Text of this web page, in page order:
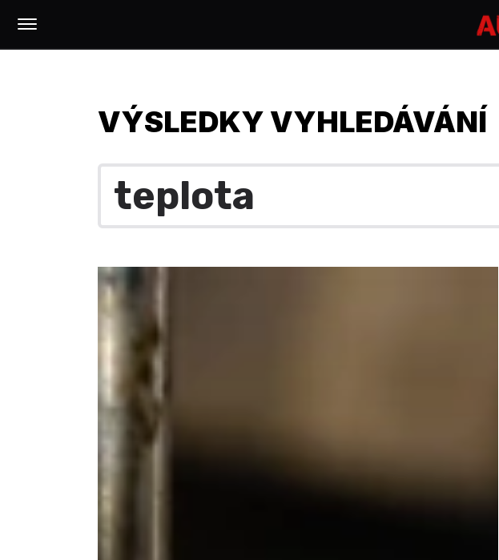
VÝSLEDKY VYHLEDÁVÁNÍ